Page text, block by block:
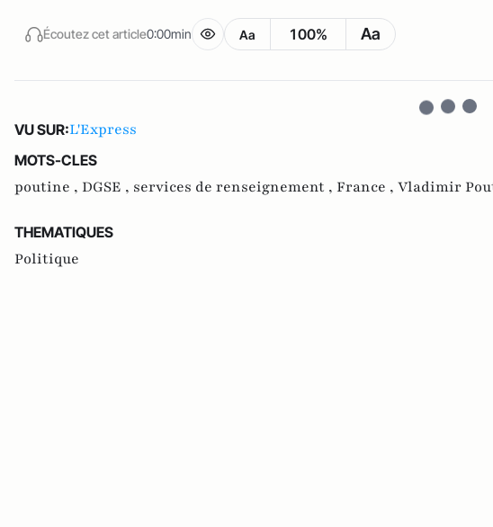
Écoutez cet article0:00min Aa 100% Aa
VU SUR:L'Express
MOTS-CLES
poutine , DGSE , services de renseignement , France , Vladimir
THEMATIQUES
Politique